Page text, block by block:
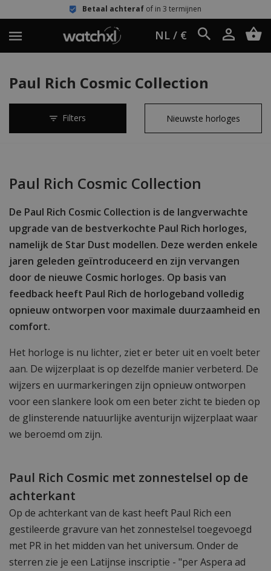
Betaal achteraf of in 3 termijnen
NL / €
Paul Rich Cosmic Collection
Filters
Paul Rich Cosmic Collection
De Paul Rich Cosmic Collection is de langverwachte
upgrade van de bestverkochte Paul Rich horloges,
namelijk de Star Dust modellen. Deze werden enkele
jaren geleden geïntroduceerd en zijn vervangen
door de nieuwe Cosmic horloges. Op basis van
feedback heeft Paul Rich de horlogeband volledig
opnieuw ontworpen voor maximale duurzaamheid en
comfort.
Het horloge is nu lichter, ziet er beter uit en voelt beter
aan. De wijzerplaat is op dezelfde manier verbeterd. De
wijzers en uurmarkeringen zijn opnieuw ontworpen
voor een slankere look om een beter zicht te bieden op
de glinsterende natuurlijke aventurijn wijzerplaat waar
we beroemd om zijn.
Paul Rich Cosmic met zonnestelsel op de
achterkant
Op de achterkant van de kast heeft Paul Rich een
gestileerde gravure van het zonnestelsel toegevoegd
met PR in het midden van het universum. Onder de
sterren zie je een Latijnse inscriptie - "per Aspera ad